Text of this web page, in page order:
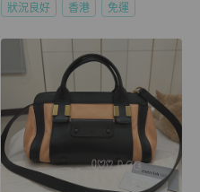
狀況良好 香港 免運